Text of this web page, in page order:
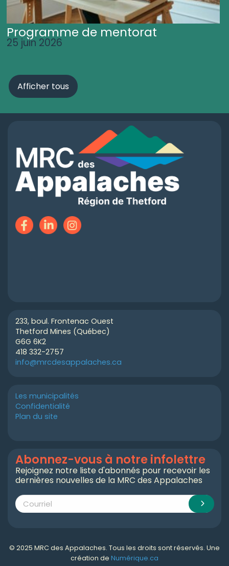
Programme de mentorat
25 juin 2026
Afficher tous
233, boul. Frontenac Ouest
Thetford Mines (Québec)
G6G 6K2
418 332-2757
info@mrcdesappalaches.ca
Les municipalités
Confidentialité
Plan du site
Abonnez-vous à notre infolettre
Rejoignez notre liste d'abonnés pour recevoir les
dernières nouvelles de la MRC des Appalaches
© 2025 MRC des Appalaches. Tous les droits sont réservés. Une
création de Numérique.ca